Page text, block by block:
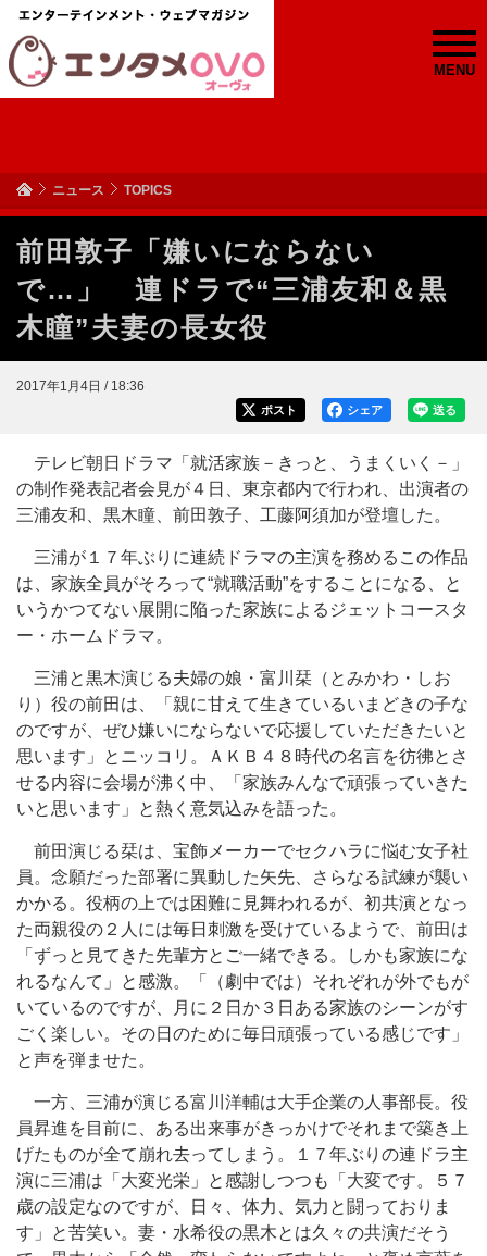
MENU
ニュース TOPICS
前田敦子「嫌いにならない
で…」 連ドラで“三浦友和＆黒
木瞳”夫妻の長女役
2017年1月4日 / 18:36
送る
シェア
ポスト
テレビ朝日ドラマ「就活家族－きっと、うまくいく－」
の制作発表記者会見が４日、東京都内で行われ、出演者の
三浦友和、黒木瞳、前田敦子、工藤阿須加が登壇した。
三浦が１７年ぶりに連続ドラマの主演を務めるこの作品
は、家族全員がそろって“就職活動”をすることになる、と
いうかつてない展開に陥った家族によるジェットコースタ
ー・ホームドラマ。
三浦と黒木演じる夫婦の娘・富川栞（とみかわ・しお
り）役の前田は、「親に甘えて生きているいまどきの子な
のですが、ぜひ嫌いにならないで応援していただきたいと
思います」とニッコリ。ＡＫＢ４８時代の名言を彷彿とさ
せる内容に会場が沸く中、「家族みんなで頑張っていきた
いと思います」と熱く意気込みを語った。
前田演じる栞は、宝飾メーカーでセクハラに悩む女子社
員。念願だった部署に異動した矢先、さらなる試練が襲い
かかる。役柄の上では困難に見舞われるが、初共演となっ
た両親役の２人には毎日刺激を受けているようで、前田は
「ずっと見てきた先輩方とご一緒できる。しかも家族にな
れるなんて」と感激。「（劇中では）それぞれが外でもが
いているのですが、月に２日か３日ある家族のシーンがす
ごく楽しい。その日のために毎日頑張っている感じです」
と声を弾ませた。
一方、三浦が演じる富川洋輔は大手企業の人事部長。役
員昇進を目前に、ある出来事がきっかけでそれまで築き上
げたものが全て崩れ去ってしまう。１７年ぶりの連ドラ主
演に三浦は「大変光栄」と感謝しつつも「大変です。５７
歳の設定なのですが、日々、体力、気力と闘っておりま
す」と苦笑い。妻・水希役の黒木とは久々の共演だそう